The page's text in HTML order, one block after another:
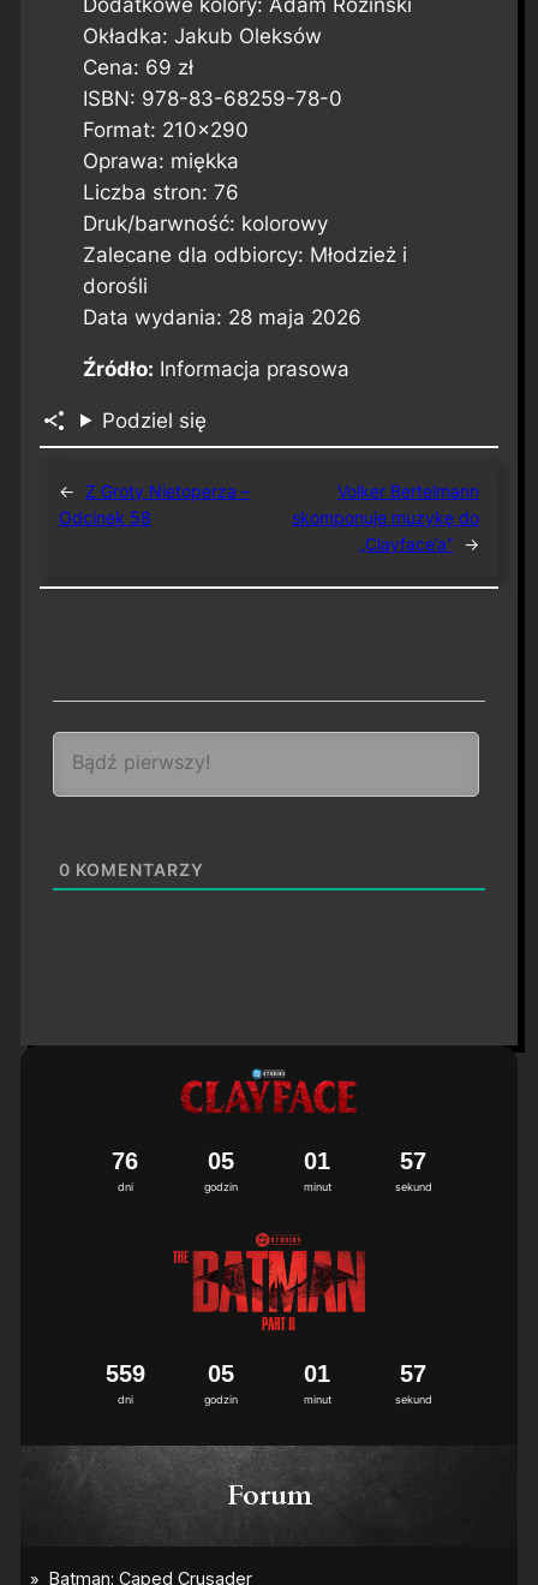
Dodatkowe kolory: Adam Roziński
Okładka: Jakub Oleksów
Cena: 69 zł
ISBN: 978-83-68259-78-0
Format: 210×290
Oprawa: miękka
Liczba stron: 76
Druk/barwność: kolorowy
Zalecane dla odbiorcy: Młodzież i
dorośli
Data wydania: 28 maja 2026
Źródło: Informacja prasowa
Podziel się
← Z Groty Nietoperza –
Odcinek 58
Volker Bertelmann
skomponuje muzykę do
„Clayface’a” →
0 KOMENTARZY
dni
76
godzin
05
minut
01
sekund
56
7
dni
559
godzin
05
minut
01
sekund
56
7
Forum